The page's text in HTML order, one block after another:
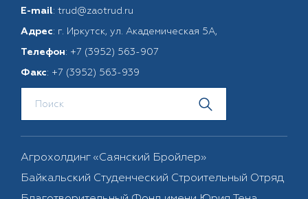
E-mail: trud@zaotrud.ru
Адрес: г. Иркутск, ул. Академическая 5А,
Телефон: +7 (3952) 563-907
Факс: +7 (3952) 563-939
Агрохолдинг «Саянский Бройлер»
Байкальский Студенческий Строительный Отряд